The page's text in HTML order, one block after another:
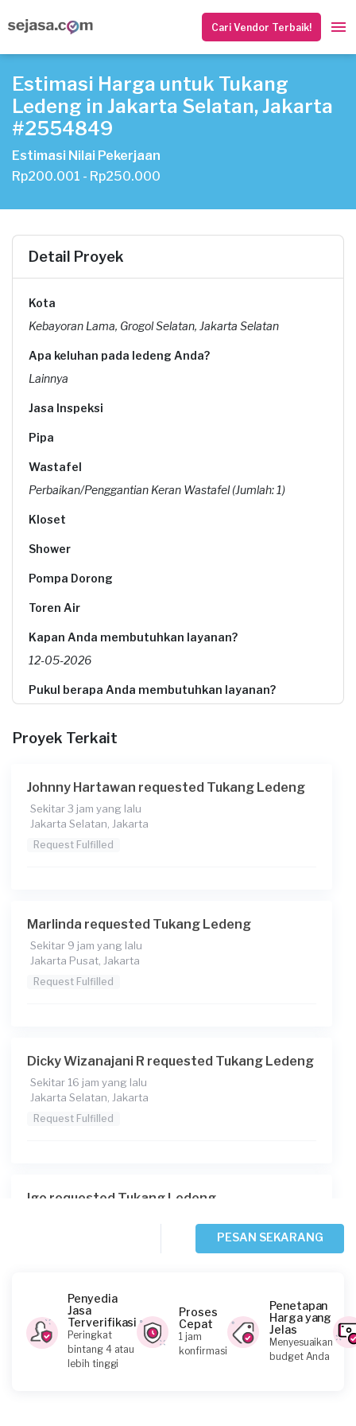
Cari Vendor Terbaik!
Estimasi Harga untuk Tukang
Ledeng in Jakarta Selatan, Jakarta
#2554849
Estimasi Nilai Pekerjaan
Rp200.001 - Rp250.000
Detail Proyek
Kota
Kebayoran Lama, Grogol Selatan, Jakarta Selatan
Apa keluhan pada ledeng Anda?
Lainnya
Jasa Inspeksi
Pipa
Wastafel
Perbaikan/Penggantian Keran Wastafel (Jumlah: 1)
Kloset
Shower
Pompa Dorong
Toren Air
Kapan Anda membutuhkan layanan?
12-05-2026
Pukul berapa Anda membutuhkan layanan?
Berapa budget total untuk layanan ini?
Catatan
Proyek Terkait
Johnny Hartawan requested Tukang Ledeng
Sekitar 3 jam yang lalu
Jakarta Selatan, Jakarta
Request Fulfilled
Marlinda requested Tukang Ledeng
Sekitar 9 jam yang lalu
Jakarta Pusat, Jakarta
Request Fulfilled
Dicky Wizanajani R requested Tukang Ledeng
Sekitar 16 jam yang lalu
Jakarta Selatan, Jakarta
Request Fulfilled
Igo requested Tukang Ledeng
Yulna requested Tukang Ledeng
1 hari yang lalu
Jakarta Selatan, Jakarta
PESAN SEKARANG
Penyedia
Jasa
Terverifikasi
Peringkat
bintang 4 atau
lebih tinggi
Proses
Cepat
1 jam
konfirmasi
Penetapan
Harga yang
Jelas
Menyesuaikan
budget Anda